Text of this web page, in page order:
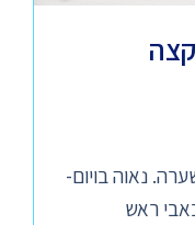
נאוה בויום-
ראש